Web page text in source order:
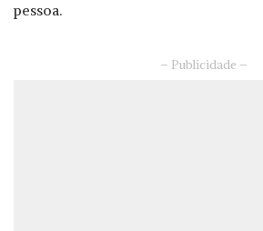
pessoa.
– Publicidade –